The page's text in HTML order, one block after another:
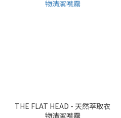
THE FLAT HEAD - 天然萃取衣
物清潔噴霧